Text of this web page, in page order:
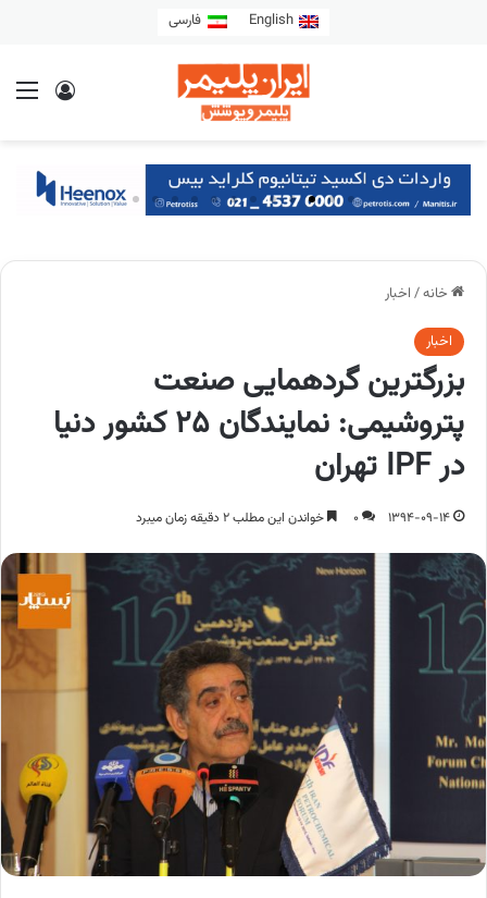
English فارسی
خانه/ اخبار
اخبار
بزرگترین گردهمایی صنعت
پتروشیمی: نمایندگان 25 کشور دنیا
در IPF تهران
1394-09-14
0 خواندن این مطلب 2 دقیقه زمان میبرد